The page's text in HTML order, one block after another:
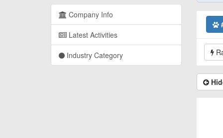
Company Info
Latest Activities
Industry Category